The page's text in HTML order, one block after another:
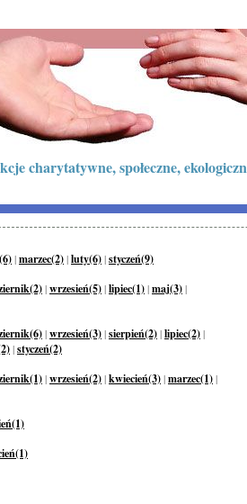
charytatywne, społeczne,
|marzec(2)|luty(6)|styczeń(9)
|wrzesień(5)|lipiec(1)|maj(3)|
|wrzesień(3)|sierpień(2)|lipiec(2)|
|styczeń(2)
|wrzesień(2)|kwiecień(3)|marzec(1)|